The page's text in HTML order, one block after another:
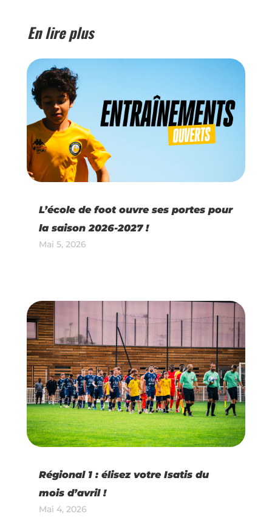
En lire plus
L’école de foot ouvre ses portes pour
la saison 2026-2027 !
Mai 5, 2026
Régional 1 : élisez votre Isatis du
mois d’avril !
Mai 4, 2026